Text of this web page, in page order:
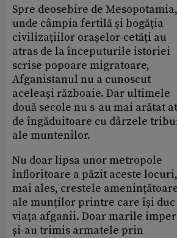
Spre deosebire de Mesopotamia,
unde câmpia fertilă și bogăția
civilizațiilor orașelor-cetăți au
atras de la începuturile istoriei
scrise popoare migratoare,
Afganistanul nu a cunoscut
aceleași războaie. Dar ultimele
două secole nu s-au mai arătat
de îngăduitoare cu dârzele
ale muntenilor.
Nu doar lipsa unor metropole
înfloritoare a păzit aceste
mai ales, crestele
ale munților printre care își duc
viața afganii. Doar marile
și-au trimis armatele prin